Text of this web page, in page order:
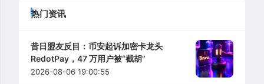
热门资讯
昔日盟友反目：币安起诉加密卡龙头
RedotPay，47 万用户被“截胡”
2026-08-06 19:00:55